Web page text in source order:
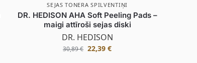
SEJAS TONERA SPILVENTIŅI
DR. HEDISON AHA Soft Peeling Pads –
maigi attīroši sejas diski
DR. HEDISON
30,89€ 22,39€